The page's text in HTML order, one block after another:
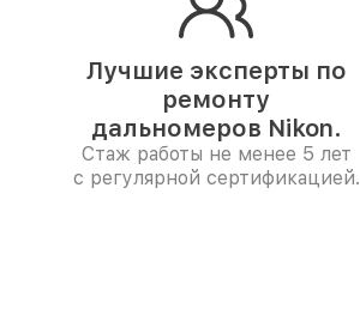
Лучшие эксперты по
ремонту
дальномеров Nikon.
Стаж работы не менее 5 лет
с регулярной сертификацией.